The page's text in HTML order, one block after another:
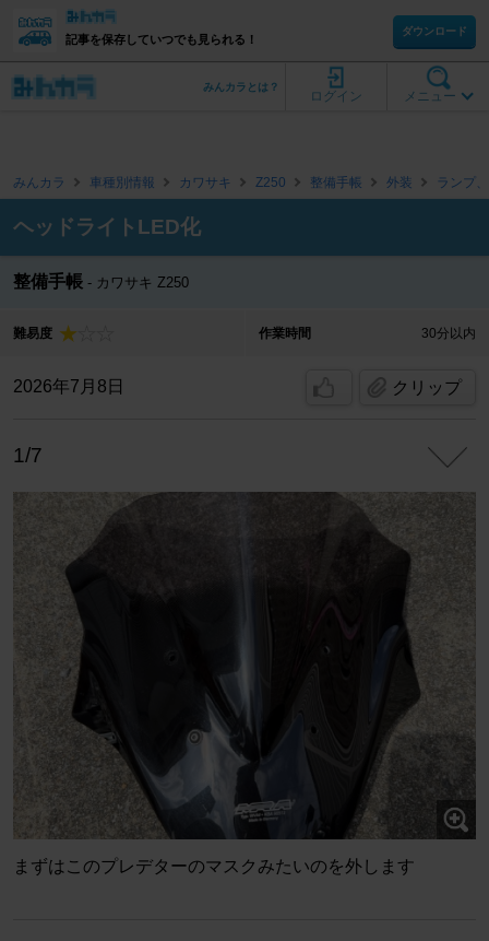
記事を保存していつでも見られる！
ダウンロード
メニュー
ログイン
みんカラとは？
みんカラ 車種別情報 カワサキ Z250 整備手帳 外装 ランプ
ヘッドライトLED化
整備手帳 カワサキ Z250
難易度 作業時間 30分以内
2026年7月8日 クリップ
1/7
まずはこのプレデターのマスクみたいのを外します